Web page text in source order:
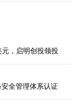
，启明创投领投
全管理体系认证